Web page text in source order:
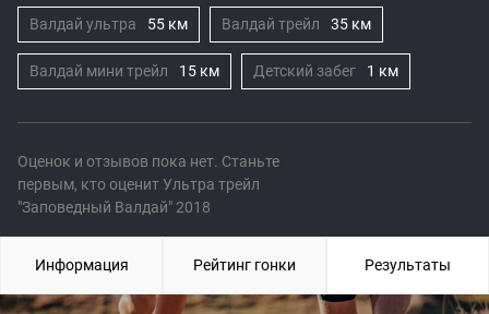
Оценок и отзывов пока нет. Станьте
первым, кто оценит Ультра трейл
"Заповедный Валдай" 2018
Валдай ультра 55 км Валдай трейл 35 км
Валдай мини трейл 15 км Детский забег 1 км
Информация Рейтинг гонки Результаты